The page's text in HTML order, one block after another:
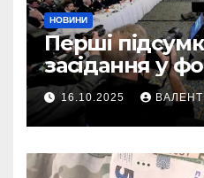
НОВИНИ
Перші
засідання у
“Рамштайн”:
домовилися
України
16.10.2025